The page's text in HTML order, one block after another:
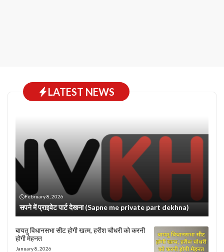
LATEST NEWS
February 8, 2026
सपने में प्राइवेट पार्ट देखना (Sapne me private part dekhna)
बायतु विधानसभा सीट होगी खत्म, हरीश चौधरी को करनी
होगी मेहनत
January 8, 2026